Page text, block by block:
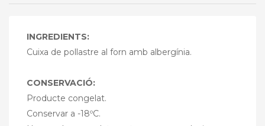
INGREDIENTS:
Cuixa de pollastre al forn amb albergínia.
CONSERVACIÓ:
Producte congelat.
Conservar a -18ºC.